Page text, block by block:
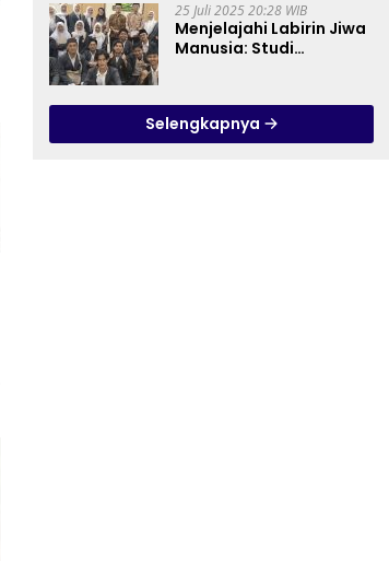
25 Juli 2025 20:28 WIB
Menjelajahi Labirin Jiwa
Manusia: Studi
Pandanaran di RSJ
Grhasia
Selengkapnya